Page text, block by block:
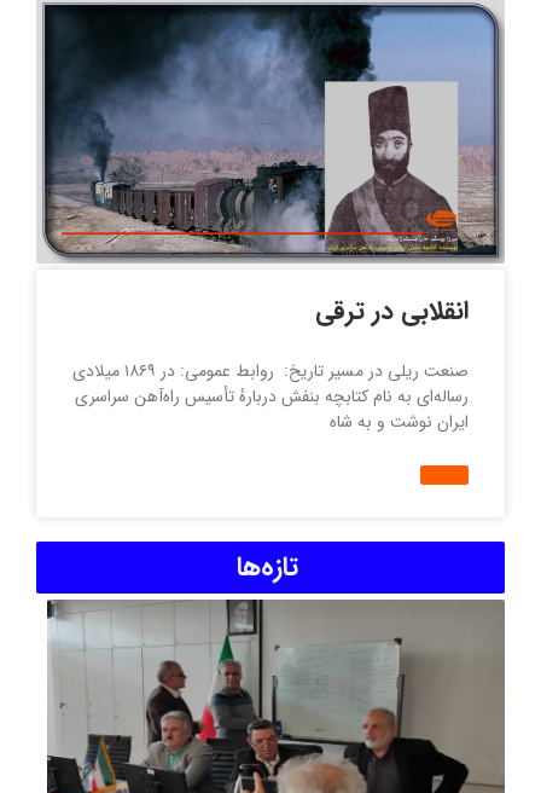
انقلابی در ترقی
صنعت ریلی در مسیر تاریخ: روابط عمومی: در ۱۸۶۹ میلادی
رساله‌ای به نام کتابچه بنفش دربارهٔ تأسیس راه‌آهن سراسری
ایران نوشت و به شاه
تازه‌ها